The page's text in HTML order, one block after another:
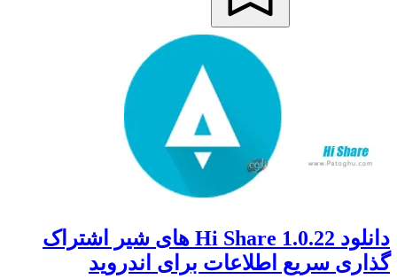
دانلود Hi Share 1.0.22 های شیر اشتراک
گذاری سریع اطلاعات برای اندروید